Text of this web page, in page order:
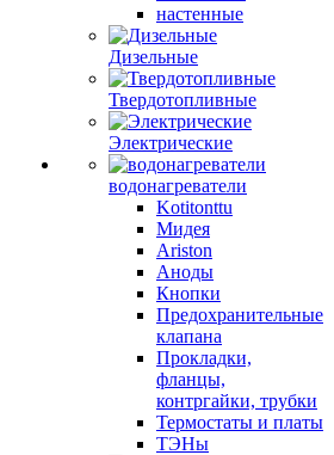
настенные
Дизельные
Твердотопливные
Электрические
водонагреватели
Kotitonttu
Мидея
Ariston
Аноды
Кнопки
Предохранительные
клапана
Прокладки,
фланцы,
контргайки, трубки
Термостаты и платы
ТЭНы